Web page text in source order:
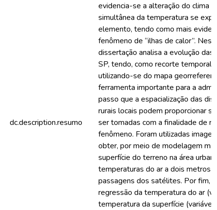
dc.description.resumo
evidencia-se a alteração do clima
simultânea da temperatura se
elemento, tendo como mais
fenômeno de “ilhas de calor”.
dissertação analisa a evolução
SP, tendo, como recorte
utilizando-se do mapa
ferramenta importante para a
passo que a espacialização das
rurais locais podem proporcionar
ser tomadas com a finalidade de
fenômeno. Foram utilizadas
obter, por meio de modelagem
superfície do terreno na área
temperaturas do ar a dois metros
passagens dos satélites. Por fim,
regressão da temperatura do ar
temperatura da superfície